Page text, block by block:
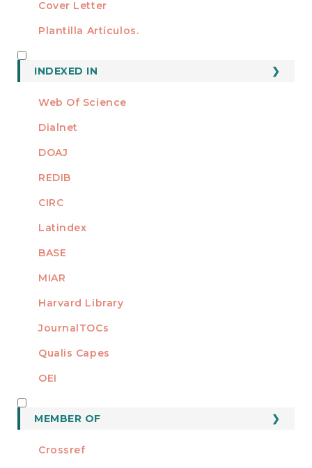
Cover Letter
Plantilla Artículos.
INDEXED IN
Web Of Science
Dialnet
DOAJ
REDIB
CIRC
Latindex
BASE
MIAR
Harvard Library
JournalTOCs
Qualis Capes
OEI
MEMBER OF
Crossref